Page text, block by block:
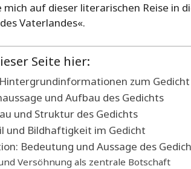
mich auf dieser literarischen Reise in
Vaterlandes«.
Seite hier:
zum Gedicht
und Aufbau des Gedichts
und Struktur des Gedichts
und Bildhaftigkeit im Gedicht
Bedeutung und Aussage des
Versöhnung als zentrale Botschaft